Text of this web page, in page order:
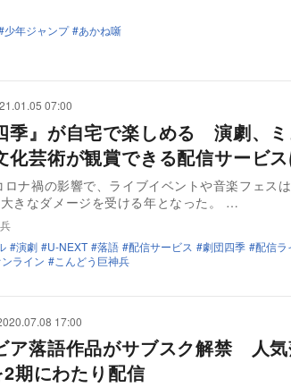
少年ジャンプ あかね噺
07:00
季』が自宅で楽しめる 演劇、
芸術が観賞できる配信サービス
ナ禍の影響で、ライブイベントや音楽フェス
きなダメージを受ける年となった。 …
演劇 U-NEXT 落語 配信サービス 劇団四季 配信ラ
ライン
こんどう巨神兵
17:00
ア落語作品がサブスク解禁 人
期にわたり配信